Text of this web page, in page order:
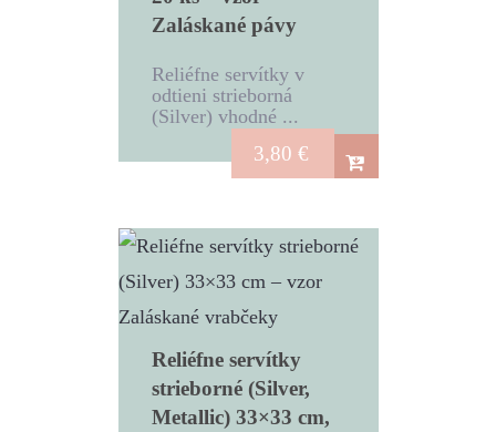
Zaláskané pávy
Reliéfne servítky v
odtieni strieborná
(Silver) vhodné ...
3,80 €
Reliéfne servítky
strieborné (Silver,
Metallic) 33×33 cm,